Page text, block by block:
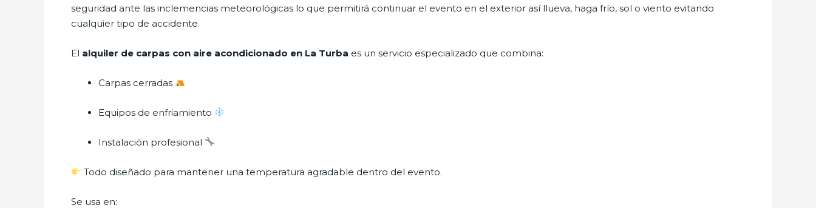
seguridad ante las inclemencias meteorológicas lo que permitirá continuar el evento en el exterior así llueva, haga frío, sol o viento evitando
cualquier tipo de accidente.
El alquiler de carpas con aire acondicionado en La Turba es un servicio especializado que combina:
Carpas cerradas
Equipos de enfriamiento
Instalación profesional
Todo diseñado para mantener una temperatura agradable dentro del evento.
Se usa en: